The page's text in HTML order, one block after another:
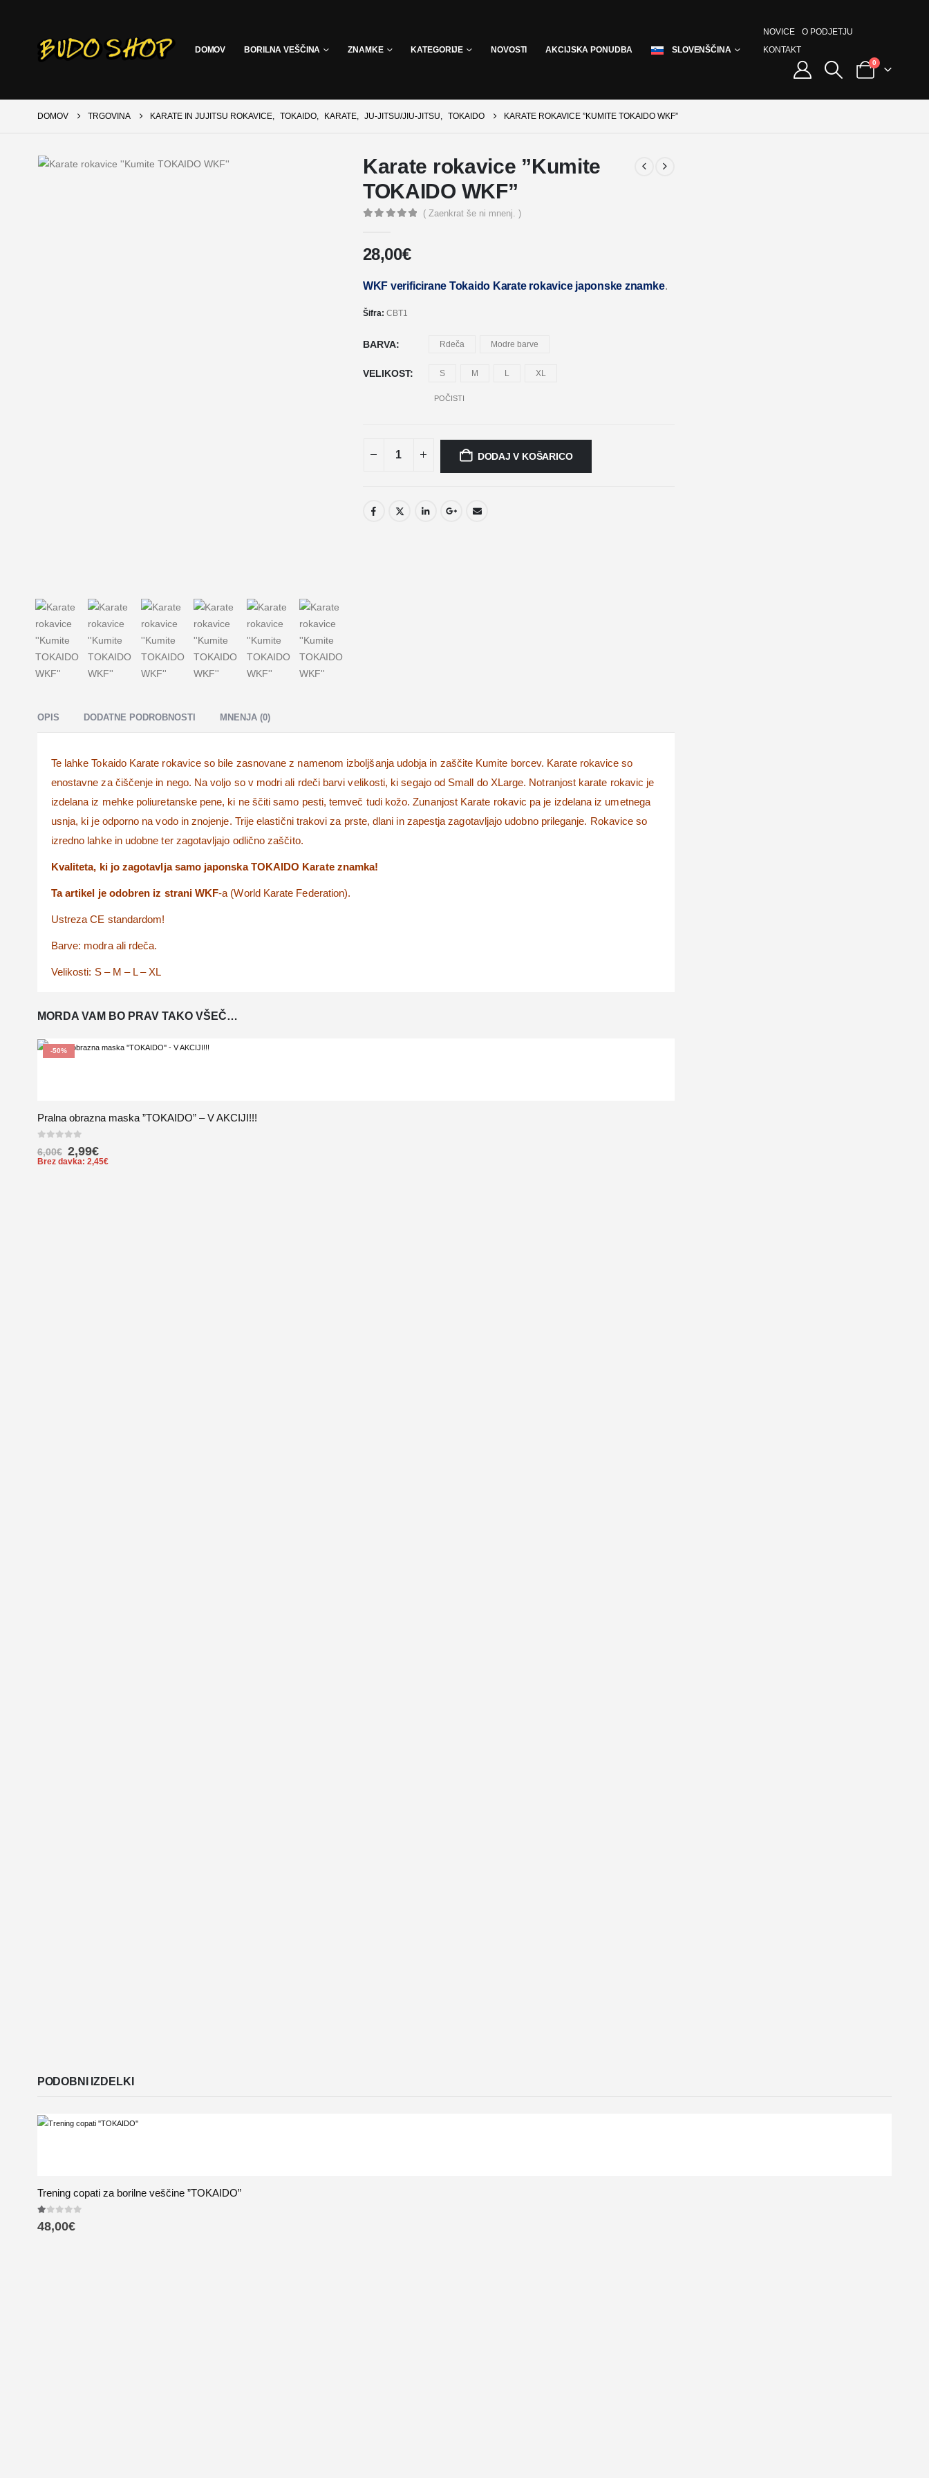
DOMOV BORILNA VEŠČINA ZNAMKE KATEGORIJE NOVOSTI AKCIJSKA PONUDBA SLOVENŠČINA
NOVICE
O PODJETJU
KONTAKT
0
DOMOV TRGOVINA KARATE IN JUJITSU ROKAVICE, TOKAIDO, KARATE, JU-JITSU/JIU-JITSU, TOKAIDO KARATE ROKAVICE ”KUMITE TOKAIDO WKF”
Karate rokavice ”Kumite
TOKAIDO WKF”
( Zaenkrat še ni mnenj. )
28,00€
WKF verificirane Tokaido Karate rokavice japonske znamke.
Šifra: CBT1
BARVA Rdeča Modre barve
VELIKOST S M L XL
POČISTI
DODAJ V KOŠARICO
OPIS DODATNE PODROBNOSTI MNENJA (0)
Te lahke Tokaido Karate rokavice so bile zasnovane z namenom izboljšanja udobja in zaščite Kumite borcev. Karate rokavice so
enostavne za čiščenje in nego. Na voljo so v modri ali rdeči barvi velikosti, ki segajo od Small do XLarge. Notranjost karate rokavic je
izdelana iz mehke poliuretanske pene, ki ne ščiti samo pesti, temveč tudi kožo. Zunanjost Karate rokavic pa je izdelana iz umetnega
usnja, ki je odporno na vodo in znojenje. Trije elastični trakovi za prste, dlani in zapestja zagotavljajo udobno prileganje. Rokavice so
izredno lahke in udobne ter zagotavljajo odlično zaščito.
Kvaliteta, ki jo zagotavlja samo japonska TOKAIDO Karate znamka!
Ta artikel je odobren iz strani WKF-a (World Karate Federation).
Ustreza CE standardom!
Barve: modra ali rdeča.
Velikosti: S – M – L – XL
MORDA VAM BO PRAV TAKO VŠEČ…
-50%
Pralna obrazna maska ”TOKAIDO” – V AKCIJI!!!
6,00€ 2,99€
Brez davka: 2,45€
PODOBNI IZDELKI
Trening copati za borilne veščine ”TOKAIDO”
48,00€